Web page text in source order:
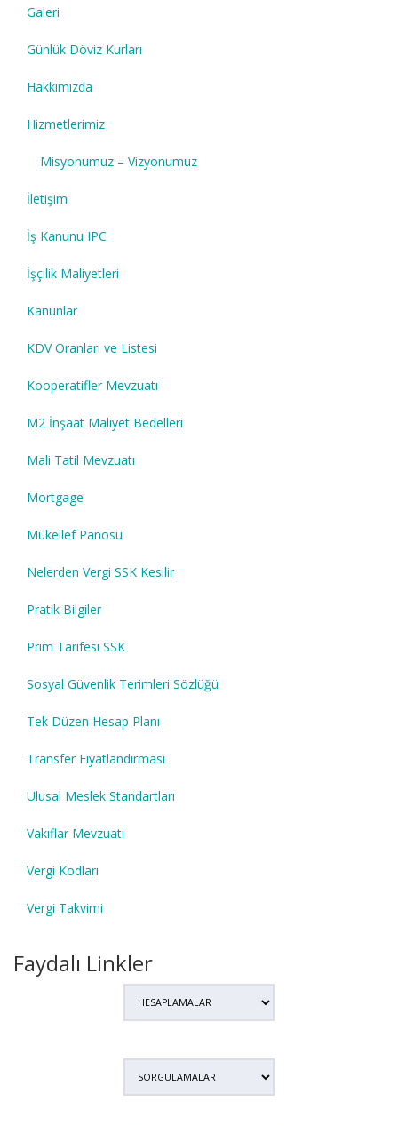
Galeri
Günlük Döviz Kurları
Hakkımızda
Hizmetlerimiz
Misyonumuz – Vizyonumuz
İletişim
İş Kanunu IPC
İşçilik Maliyetleri
Kanunlar
KDV Oranları ve Listesi
Kooperatifler Mevzuatı
M2 İnşaat Maliyet Bedelleri
Mali Tatil Mevzuatı
Mortgage
Mükellef Panosu
Nelerden Vergi SSK Kesilir
Pratik Bilgiler
Prim Tarifesi SSK
Sosyal Güvenlik Terimleri Sözlüğü
Tek Düzen Hesap Planı
Transfer Fiyatlandırması
Ulusal Meslek Standartları
Vakıflar Mevzuatı
Vergi Kodları
Vergi Takvimi
Faydalı Linkler